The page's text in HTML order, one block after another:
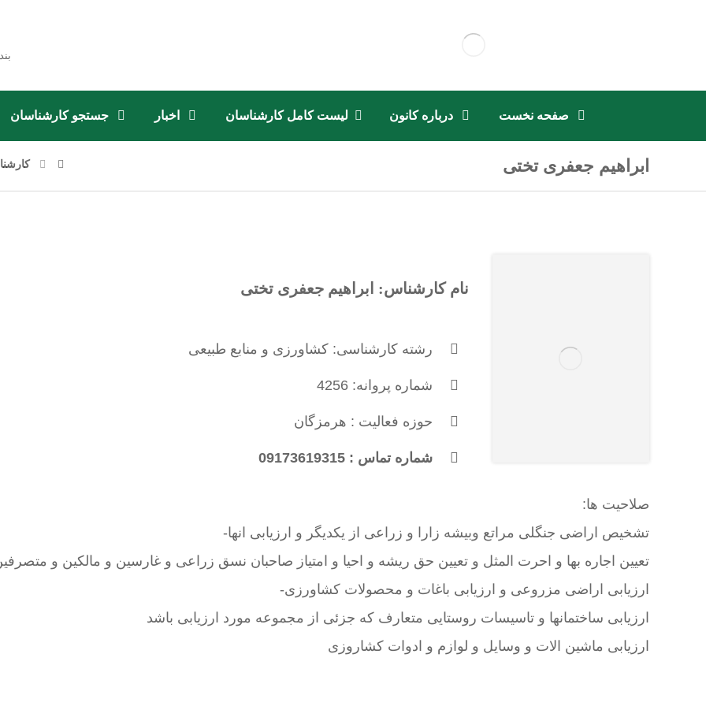
صفحه نخست درباره کانون لیست کامل کارشناسان اخبار جستجو کارشناسان
ابراهیم جعفری تختی
نام کارشناس: ابراهیم جعفری تختی
رشته کارشناسی: کشاورزی و منابع طبیعی
شماره پروانه: 4256
حوزه فعالیت : هرمزگان
شماره تماس : 09173619315
صلاحیت ها:
تشخیص اراضی جنگلی مراتع وبیشه زارا و زراعی از یکدیگر و ارزیابی انها-
تعیین اجاره بها و احرت المثل و تعیین حق ریشه و احیا و امتیاز صاحبان نسق زراعی و غارسین و مالکین و
ارزیابی اراضی مزروعی و ارزیابی باغات و محصولات کشاورزی-
ارزیابی ساختمانها و تاسیسات روستایی متعارف که جزئی از مجموعه مورد ارزیابی باشد
ارزیابی ماشین الات و وسایل و لوازم و ادوات کشاروزی